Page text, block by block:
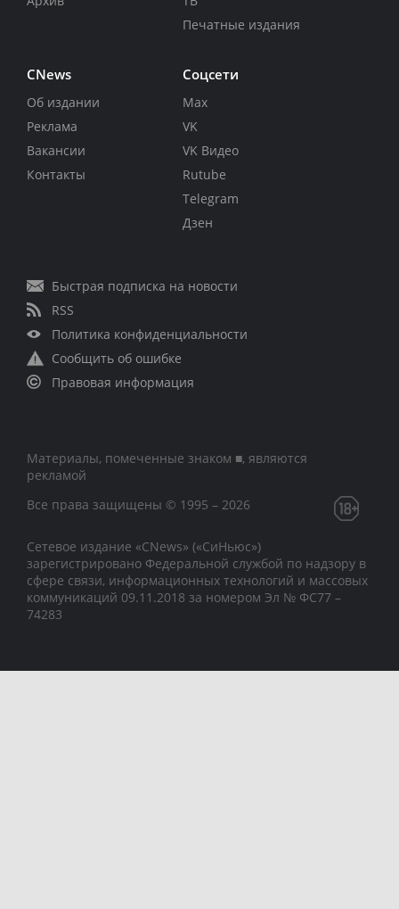
Печатные издания
CNews
Об издании
Реклама
Вакансии
Контакты
Соцсети
Max
VK
VK Видео
Rutube
Telegram
Дзен
Быстрая подписка на новости
RSS
Политика конфиденциальности
Сообщить об ошибке
Правовая информация
Материалы, помеченные знаком ■, являются
рекламой
Все права защищены © 1995 – 2026
Сетевое издание «CNews» («СиНьюс»)
зарегистрировано Федеральной службой по надзору в
сфере связи, информационных технологий и массовых
коммуникаций 09.11.2018 за номером Эл № ФС77 –
74283